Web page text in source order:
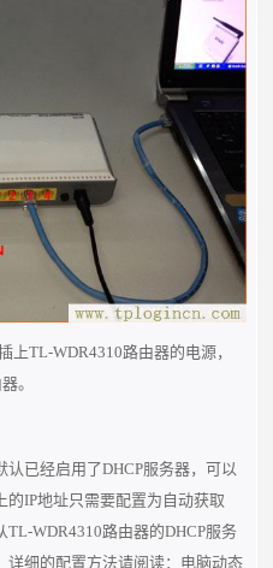
上TL-WDR4310路由器的电源，
。
已经启用了DHCP服务器，可以
的IP地址只需要配置为自动获取
WDR4310路由器的DHCP服务
详细的配置方法请阅读：电脑动态